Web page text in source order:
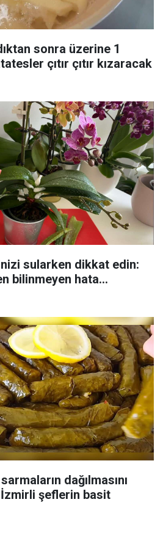
sonra üzerine 1
çıtır çıtır kızaracak
sularken dikkat edin:
bilinmeyen hata...
dağılmasını
şeflerin basit